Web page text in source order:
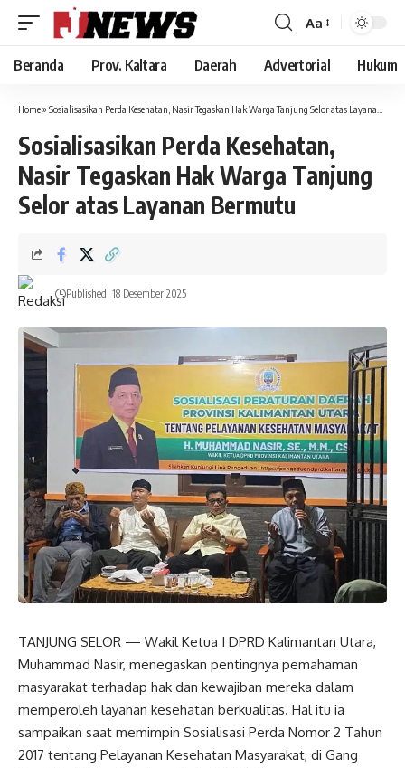
Font
Resizer
Aa
Beranda Prov. Kaltara Daerah Advertorial Hukum
Home» Sosialisasikan Perda Kesehatan, Nasir Tegaskan Hak Warga Tanjung Selor atas Layanan Bermutu
Sosialisasikan Perda Kesehatan,
Nasir Tegaskan Hak Warga Tanjung
Selor atas Layanan Bermutu
Published: 18 Desember 2025
TANJUNG SELOR — Wakil Ketua I DPRD Kalimantan Utara,
Muhammad Nasir, menegaskan pentingnya pemahaman
masyarakat terhadap hak dan kewajiban mereka dalam
memperoleh layanan kesehatan berkualitas. Hal itu ia
sampaikan saat memimpin Sosialisasi Perda Nomor 2 Tahun
2017 tentang Pelayanan Kesehatan Masyarakat, di Gang